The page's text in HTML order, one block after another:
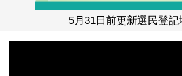
5月31日前更新選民登記